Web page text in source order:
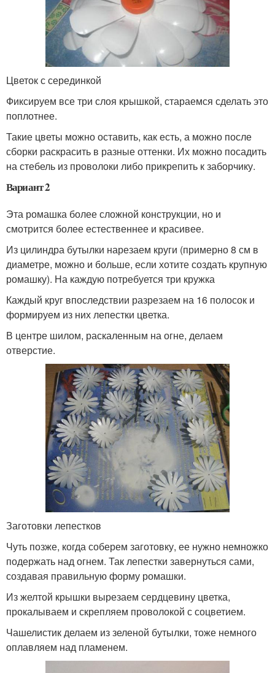
Цветок с серединкой
Фиксируем все три слоя крышкой, стараемся сделать это
поплотнее.
Такие цветы можно оставить, как есть, а можно после
сборки раскрасить в разные оттенки. Их можно посадить
на стебель из проволоки либо прикрепить к заборчику.
Вариант 2
Эта ромашка более сложной конструкции, но и
смотрится более естественнее и красивее.
Из цилиндра бутылки нарезаем круги (примерно 8 см в
диаметре, можно и больше, если хотите создать крупную
ромашку). На каждую потребуется три кружка
Каждый круг впоследствии разрезаем на 16 полосок и
формируем из них лепестки цветка.
В центре шилом, раскаленным на огне, делаем
отверстие.
Заготовки лепестков
Чуть позже, когда соберем заготовку, ее нужно немножко
подержать над огнем. Так лепестки завернуться сами,
создавая правильную форму ромашки.
Из желтой крышки вырезаем сердцевину цветка,
прокалываем и скрепляем проволокой с соцветием.
Чашелистик делаем из зеленой бутылки, тоже немного
оплавляем над пламенем.